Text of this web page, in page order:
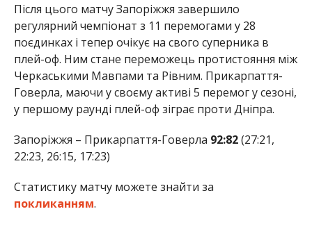
Після цього матчу Запоріжжя завершило
регулярний чемпіонат з 11 перемогами у 28
поєдинках і тепер очікує на свого суперника в
плей-оф. Ним стане переможець протистояння між
Черкаськими Мавпами та Рівним. Прикарпаття-
Говерла, маючи у своєму активі 5 перемог у сезоні,
у першому раунді плей-оф зіграє проти Дніпра.
Запоріжжя – Прикарпаття-Говерла 92:82(27:21,
22:23, 26:15, 17:23)
Статистику матчу можете знайти за
покликанням.